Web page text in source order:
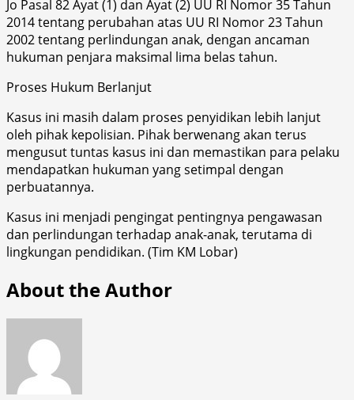
Jo Pasal 82 Ayat (1) dan Ayat (2) UU RI Nomor 35 Tahun
2014 tentang perubahan atas UU RI Nomor 23 Tahun
2002 tentang perlindungan anak, dengan ancaman
hukuman penjara maksimal lima belas tahun.
Proses Hukum Berlanjut
Kasus ini masih dalam proses penyidikan lebih lanjut
oleh pihak kepolisian. Pihak berwenang akan terus
mengusut tuntas kasus ini dan memastikan para pelaku
mendapatkan hukuman yang setimpal dengan
perbuatannya.
Kasus ini menjadi pengingat pentingnya pengawasan
dan perlindungan terhadap anak-anak, terutama di
lingkungan pendidikan. (Tim KM Lobar)
About the Author